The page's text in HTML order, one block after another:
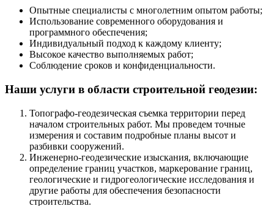
Опытные специалисты с многолетним опытом работы;
Использование современного оборудования и
программного обеспечения;
Индивидуальный подход к каждому клиенту;
Высокое качество выполняемых работ;
Соблюдение сроков и конфиденциальности.
Наши услуги в области строительной геодезии:
Топографо-геодезическая съемка территории перед
началом строительных работ. Мы проведем точные
измерения и составим подробные планы высот и
разбивки сооружений.
Инженерно-геодезические изыскания, включающие
определение границ участков, маркерование границ,
геологические и гидрогеологические исследования и
другие работы для обеспечения безопасности
строительства.